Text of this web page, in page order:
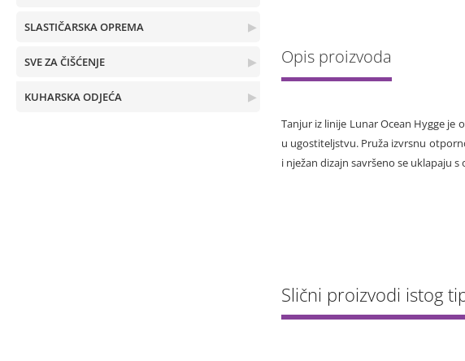
▶
SLASTIČARSKA OPREMA
▶
SVE ZA ČIŠĆENJE
▶
KUHARSKA ODJEĆA
Opis proizvoda
Tanjur iz linije Lunar Ocean Hygge
u ugostiteljstvu. Pruža izvrsnu
i nježan dizajn savršeno se uklapaju
Slični proizvodi istog